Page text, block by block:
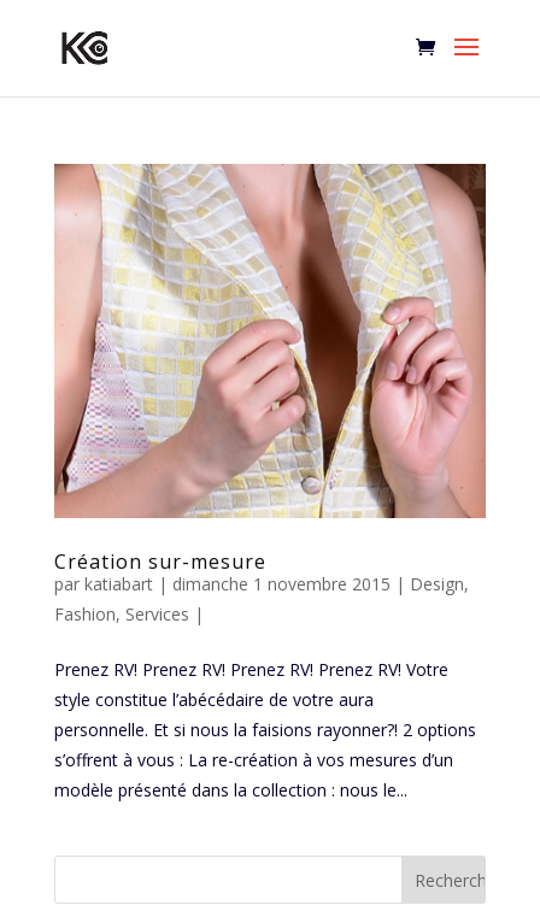
Création sur-mesure
par katiabart| dimanche 1 novembre 2015 | Design,
Fashion, Services |
Prenez RV! Prenez RV! Prenez RV! Prenez RV! Votre
style constitue l’abécédaire de votre aura
personnelle. Et si nous la faisions rayonner?! 2 options
s’offrent à vous : La re-création à vos mesures d’un
modèle présenté dans la collection : nous le...